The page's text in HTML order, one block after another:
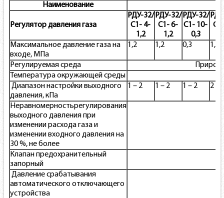
Наименование
Регулятор давления газа
РДУ-32/
С1- 4-
1,2
РДУ-32/
С1- 6-
1,2
РДУ-32/
С1- 10-
0,3
Максимальное давление газа на
входе, МПа
1,2 1,2 0,3 1,2
Регулируемая среда
Температура окружающей среды
Диапазон настройки выходного
давления, кПа
1 – 2 1 – 2 1 – 2 2 –
Неравномерностьрегулирования
выходного давления при
изменении расхода газа и
изменении входного давления на
30 %, не более
Клапан предохранительный
запорный
Давление срабатывания
автоматического отключающего
устройства